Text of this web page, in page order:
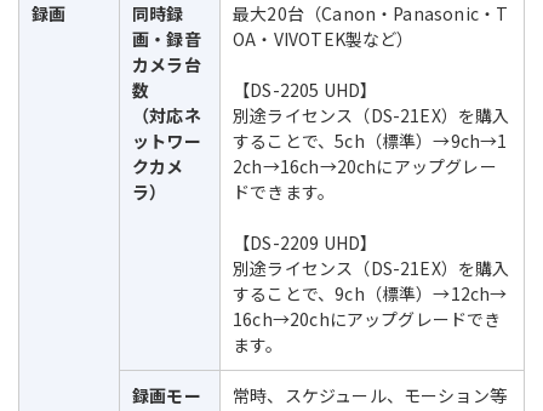
録画
同時録
画・録音
カメラ台
数
（対応ネ
ットワー
クカメ
ラ）
最大20台（Canon・Panasonic・T
OA・VIVOTEK製など）
【DS-2205 UHD】
別途ライセンス（DS-21EX）を購入
することで、5ch（標準）→9ch→1
2ch→16ch→20chにアップグレー
ドできます。
【DS-2209 UHD】
別途ライセンス（DS-21EX）を購入
することで、9ch（標準）→12ch→
16ch→20chにアップグレードでき
ます。
録画モー
常時、スケジュール、モーション等